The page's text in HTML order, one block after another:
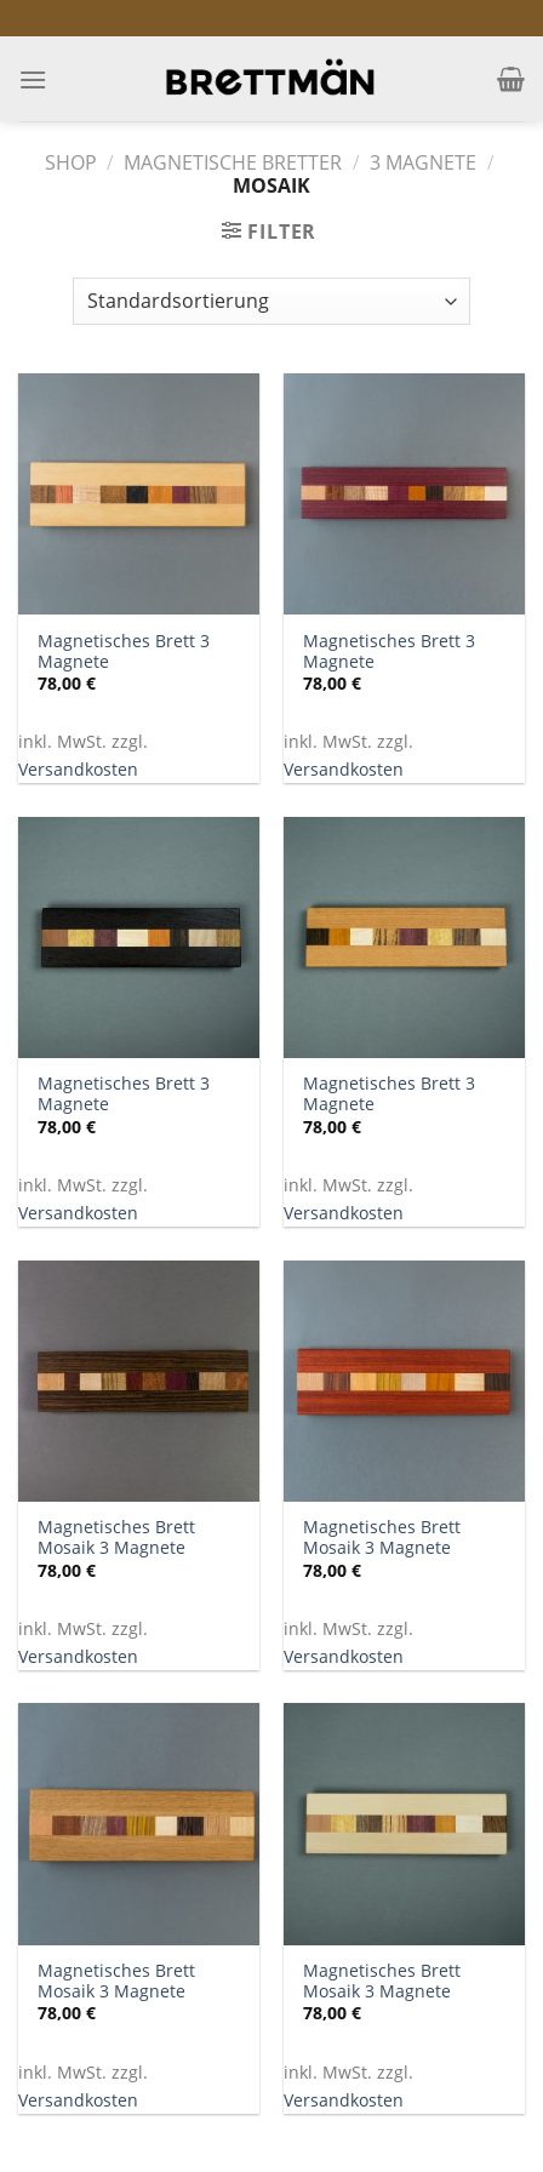
to
content
SHOP / MAGNETISCHE BRETTER / 3 MAGNETE /
MOSAIK
FILTER
Magnetisches Brett 3
Magnete
78,00€
inkl. MwSt. zzgl.
Versandkosten
Magnetisches Brett 3
Magnete
78,00€
inkl. MwSt. zzgl.
Versandkosten
Magnetisches Brett 3
Magnete
78,00€
inkl. MwSt. zzgl.
Versandkosten
Magnetisches Brett 3
Magnete
78,00€
inkl. MwSt. zzgl.
Versandkosten
Magnetisches Brett
Mosaik 3 Magnete
78,00€
inkl. MwSt. zzgl.
Versandkosten
Magnetisches Brett
Mosaik 3 Magnete
78,00€
inkl. MwSt. zzgl.
Versandkosten
Magnetisches Brett
Mosaik 3 Magnete
78,00€
inkl. MwSt. zzgl.
Versandkosten
Magnetisches Brett
Mosaik 3 Magnete
78,00€
inkl. MwSt. zzgl.
Versandkosten